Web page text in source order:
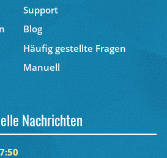
Support
Blog
Häufig gestellte Fragen
Manuell
Nachrichten